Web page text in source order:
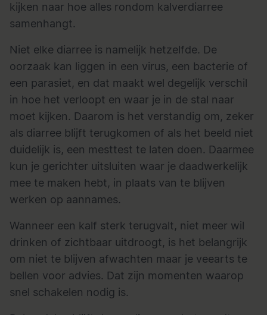
kijken naar hoe alles rondom kalverdiarree
samenhangt.
Niet elke diarree is namelijk hetzelfde. De
oorzaak kan liggen in een virus, een bacterie of
een parasiet, en dat maakt wel degelijk verschil
in hoe het verloopt en waar je in de stal naar
moet kijken. Daarom is het verstandig om, zeker
als diarree blijft terugkomen of als het beeld niet
duidelijk is, een mesttest te laten doen. Daarmee
kun je gerichter uitsluiten waar je daadwerkelijk
mee te maken hebt, in plaats van te blijven
werken op aannames.
Wanneer een kalf sterk terugvalt, niet meer wil
drinken of zichtbaar uitdroogt, is het belangrijk
om niet te blijven afwachten maar je veearts te
bellen voor advies. Dat zijn momenten waarop
snel schakelen nodig is.